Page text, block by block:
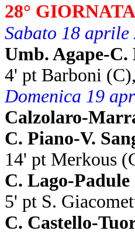
28° GIORNATA
Sabato 18 aprile
Umb. Agape-C.
4' pt Barboni
Domenica 19
Calzolaro-
C. Piano-V.
14' pt Merkous
C. Lago-Padule
5' pt S.
C. Castello-